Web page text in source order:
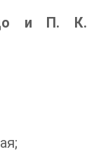
и П. К.